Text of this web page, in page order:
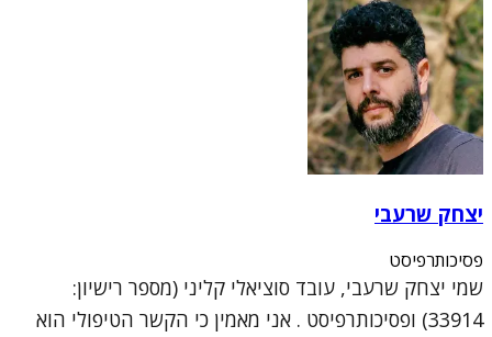
יצחק שרעבי
פסיכותרפיסט
שמי יצחק שרעבי, עובד סוציאלי קליני (מספר רישיון:
33914) ופסיכותרפיסט . אני מאמין כי הקשר הטיפולי הוא